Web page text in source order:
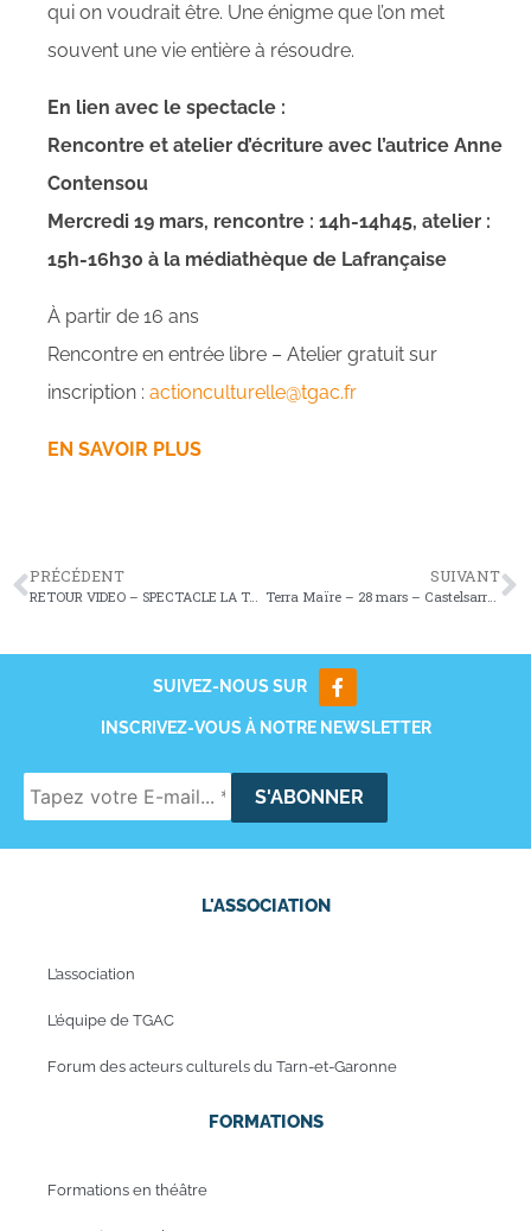
qui on voudrait être. Une énigme que l’on met
souvent une vie entière à résoudre.
En lien avec le spectacle :
Rencontre et atelier d’écriture avec l’autrice Anne
Contensou
Mercredi 19 mars, rencontre : 14h-14h45, atelier :
15h-16h30 à la médiathèque de Lafrançaise
À partir de 16 ans
Rencontre en entrée libre – Atelier gratuit sur
inscription : actionculturelle@tgac.fr
EN SAVOIR PLUS
PRÉCÉDENT
RETOUR VIDEO – SPECTACLE LA TALVERAIE
SUIVANT
Terra Maïre – 28 mars – Castelsarrasin
SUIVEZ-NOUS SUR
INSCRIVEZ-VOUS À NOTRE NEWSLETTER
L'ASSOCIATION
L’association
L’équipe de TGAC
Forum des acteurs culturels du Tarn-et-Garonne
FORMATIONS
Formations en théâtre